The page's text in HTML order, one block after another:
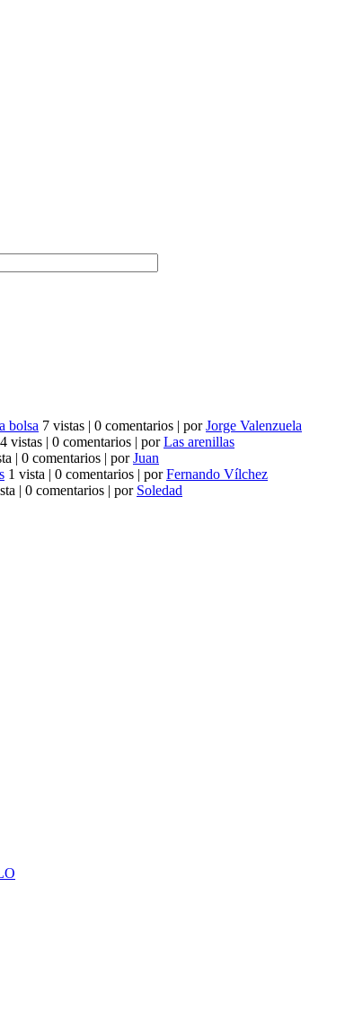
bolsa 7 vistas | 0 comentarios | porJorge Valenzuela
4 vistas | 0 comentarios | porLas arenillas
| 0 comentarios | porJuan
1 vista | 0 comentarios | porFernando Vílchez
| 0 comentarios | por Soledad